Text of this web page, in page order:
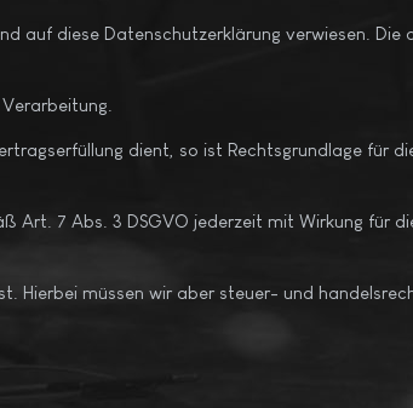
auf diese Datenschutzerklärung verwiesen.
dient, so ist Rechtsgrundlage für
Art. 7 Abs. 3 DSGVO jederzeit mit Wirkung für
Hierbei müssen wir aber steuer- und